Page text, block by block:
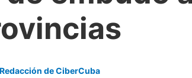
Redacción de CiberCuba